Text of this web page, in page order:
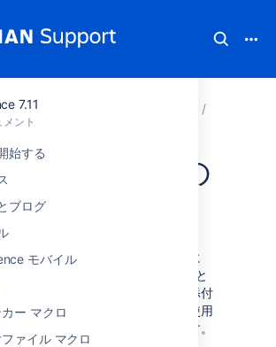
7.11
ント
始する
ブログ
モバイル
ー マクロ
ァイル マクロ
サポート
イル マクロの
示マクロを使用すると、ページ上に
は PDF ドキュメントを埋め込むこと
。最初にドキュメントをページに添付
ファイル表示マクロのいずれかを使用
ュメントのコンテンツを表示します。